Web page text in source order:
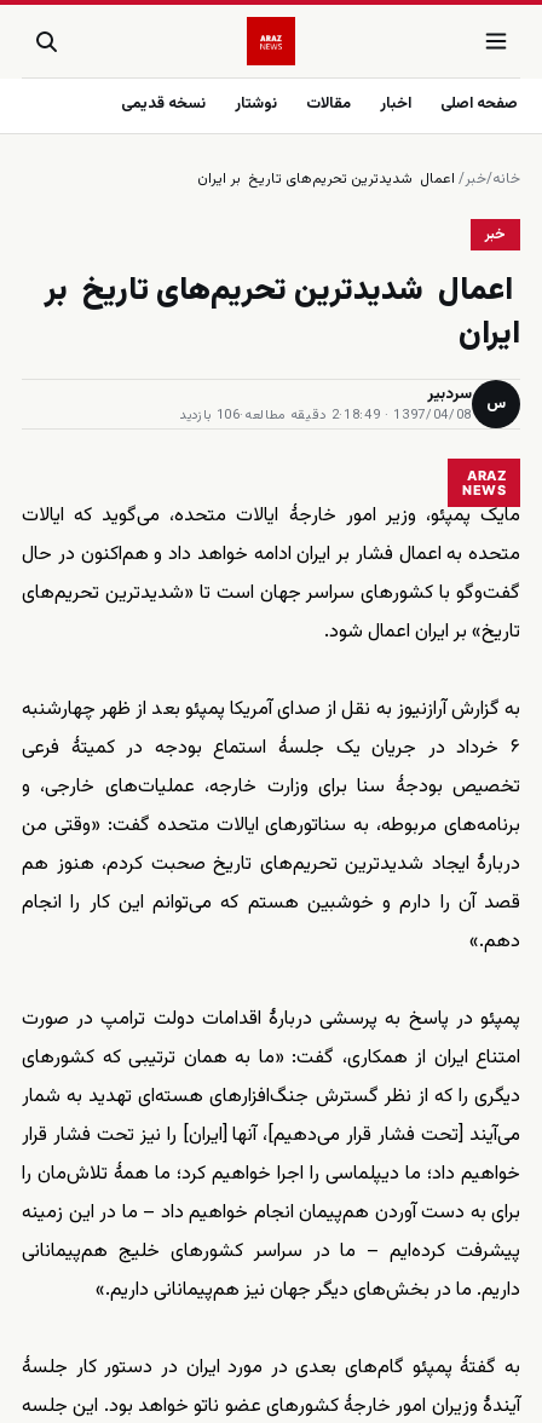
صفحه اصلی اخبار مقالات نوشتار نسخه قدیمی
خانه/خبر/ اعمال شدیدترین تحریم‌های تاریخ بر ایران
خبر
اعمال شدیدترین تحریم‌های تاریخ بر
ایران
س سردبیر
1397/04/08 · 18:49
·2 دقیقه مطالعه ·106 بازدید
ARAZ
NEWS
مایک پمپئو، وزیر امور خارجهٔ ایالات متحده، می‌گوید که ایالات
متحده به اعمال فشار بر ایران ادامه خواهد داد و هم‌اکنون در حال
گفت‌و‌گو با کشورهای سراسر جهان است تا «شدیدترین تحریم‌های
تاریخ» بر ایران اعمال شود.
به گزارش آرازنیوز به نقل از صدای آمریکا پمپئو بعد از ظهر چهارشنبه
۶ خرداد در جریان یک جلسهٔ استماع بودجه در کمیتهٔ فرعی
تخصیص بودجهٔ سنا برای وزارت خارجه، عملیات‌های خارجی، و
برنامه‌های مربوطه، به سناتورهای ایالات متحده گفت: «وقتی من
دربارهٔ ایجاد شدیدترین تحریم‌های تاریخ صحبت کردم، هنوز هم
قصد آن را دارم و خوشبین هستم که می‌توانم این کار را انجام
دهم.»
پمپئو در پاسخ به پرسشی دربارهٔ اقدامات دولت ترامپ در صورت
امتناع ایران از همکاری، گفت: «ما به همان ترتیبی که کشورهای
دیگری را که از نظر گسترش جنگ‌افزارهای هسته‌ای تهدید به شمار
می‌آیند [تحت فشار قرار می‌دهیم]، آنها [ایران] را نیز تحت فشار قرار
خواهیم داد؛ ما دیپلماسی را اجرا خواهیم کرد؛ ما همهٔ تلاش‌مان را
برای به دست آوردن هم‌پیمان انجام خواهیم داد – ما در این زمینه
پیشرفت کرده‌ایم – ما در سراسر کشورهای خلیج هم‌پیمانانی
داریم. ما در بخش‌های دیگر جهان نیز هم‌پیمانانی داریم.»
به گفتهٔ پمپئو گام‌های بعدی در مورد ایران در دستور کار جلسهٔ
آیندهٔ وزیران امور خارجهٔ کشورهای عضو ناتو خواهد بود. این جلسه